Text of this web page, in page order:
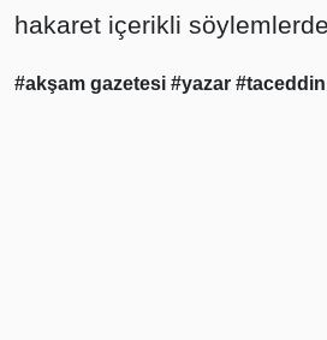
hakaret içerikli
#akşam gazetesi #yazar